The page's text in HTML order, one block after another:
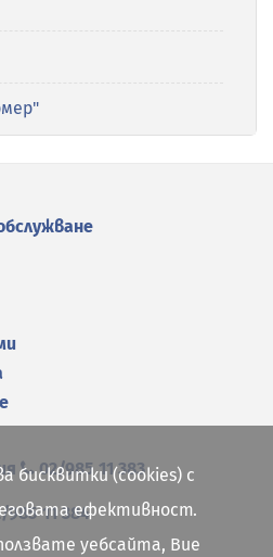
02/985 11 383
11 384
бисквитки (cookies) с
ефективност.
уебсайта, Вие